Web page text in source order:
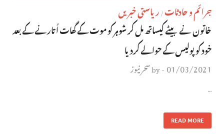
جرائم و حادثات / ریاستی خبریں
خاتون نے بیٹے کیساتھ مل کر شوہر کو موت کے گھات اُتارنے کے بعد
خود کو پولیس کے حوالے کردیا
01/03/2021
-
byسحر نیوز
…
READ MORE